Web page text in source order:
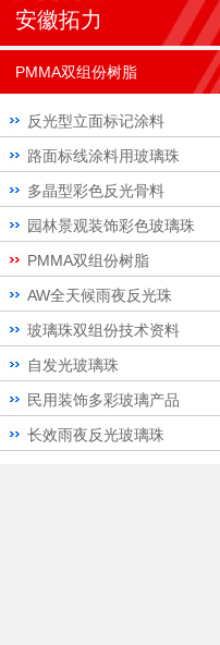
安徽拓力
PMMA双组份树脂
反光型立面标记涂料
路面标线涂料用玻璃珠
多晶型彩色反光骨料
园林景观装饰彩色玻璃珠
PMMA双组份树脂
AW全天候雨夜反光珠
玻璃珠双组份技术资料
自发光玻璃珠
民用装饰多彩玻璃产品
长效雨夜反光玻璃珠